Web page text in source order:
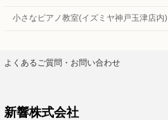
小さなピアノ教室(イズミヤ神戸玉津店内)
よくあるご質問・お問い合わせ
新響株式会社